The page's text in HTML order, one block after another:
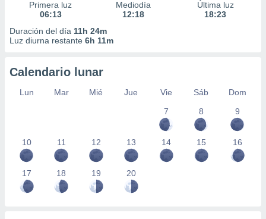
Primera luz
06:13
Mediodía
12:18
Última luz
18:23
Duración del día 11h 24m
Luz diurna restante 6h 11m
Calendario lunar
Lun Mar Mié Jue Vie Sáb
Dom
7
8 9
10 11 12 13 14 15 16
17 18 19 20